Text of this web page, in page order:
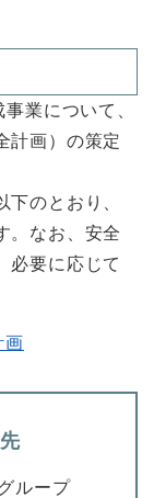
業について、
計画）の策定
のとおり、
。なお、安全
必要に応じて
画
ループ